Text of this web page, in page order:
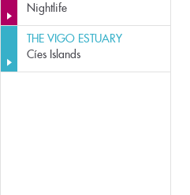
Nightlife
THE VIGO ESTUARY
Cíes Islands